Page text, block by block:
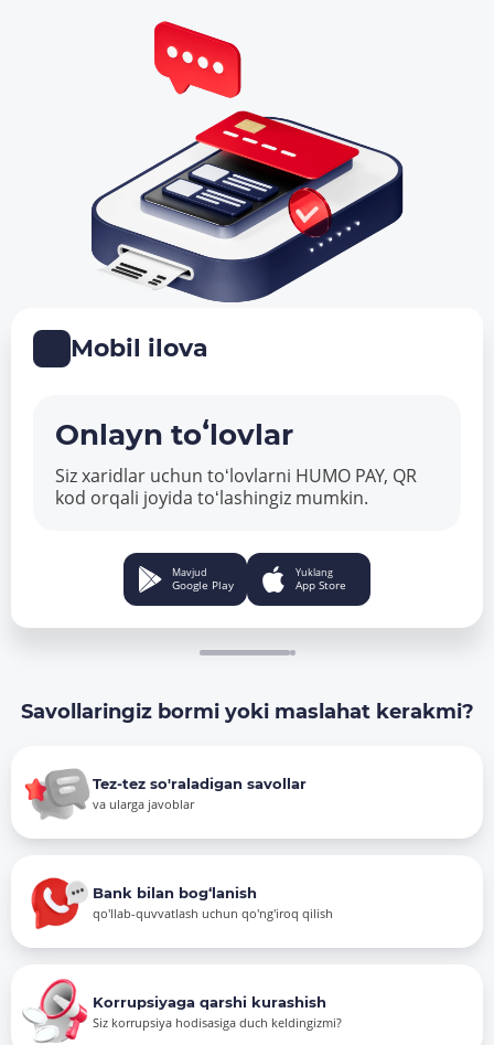
Mobil ilova
Onlayn toʻlovlar
Siz xaridlar uchun toʻlovlarni HUMO PAY, QR
kod orqali joyida toʻlashingiz mumkin.
Mavjud
Google Play
Yuklang
App Store
Savollaringiz bormi yoki maslahat kerakmi?
Tez-tez so'raladigan savollar
va ularga javoblar
Bank bilan bog‘lanish
qo'llab-quvvatlash uchun qo'ng'iroq qilish
Korrupsiyaga qarshi kurashish
Siz korrupsiya hodisasiga duch keldingizmi?